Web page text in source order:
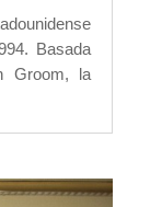
Basada
Groom, la